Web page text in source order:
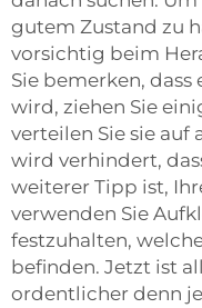
gutem Zustand zu
vorsichtig beim
Sie bemerken,
wird, ziehen Sie
verteilen Sie sie auf
wird verhindert,
weiterer Tipp ist,
verwenden Sie
festzuhalten,
befinden. Jetzt ist
ordentlicher denn